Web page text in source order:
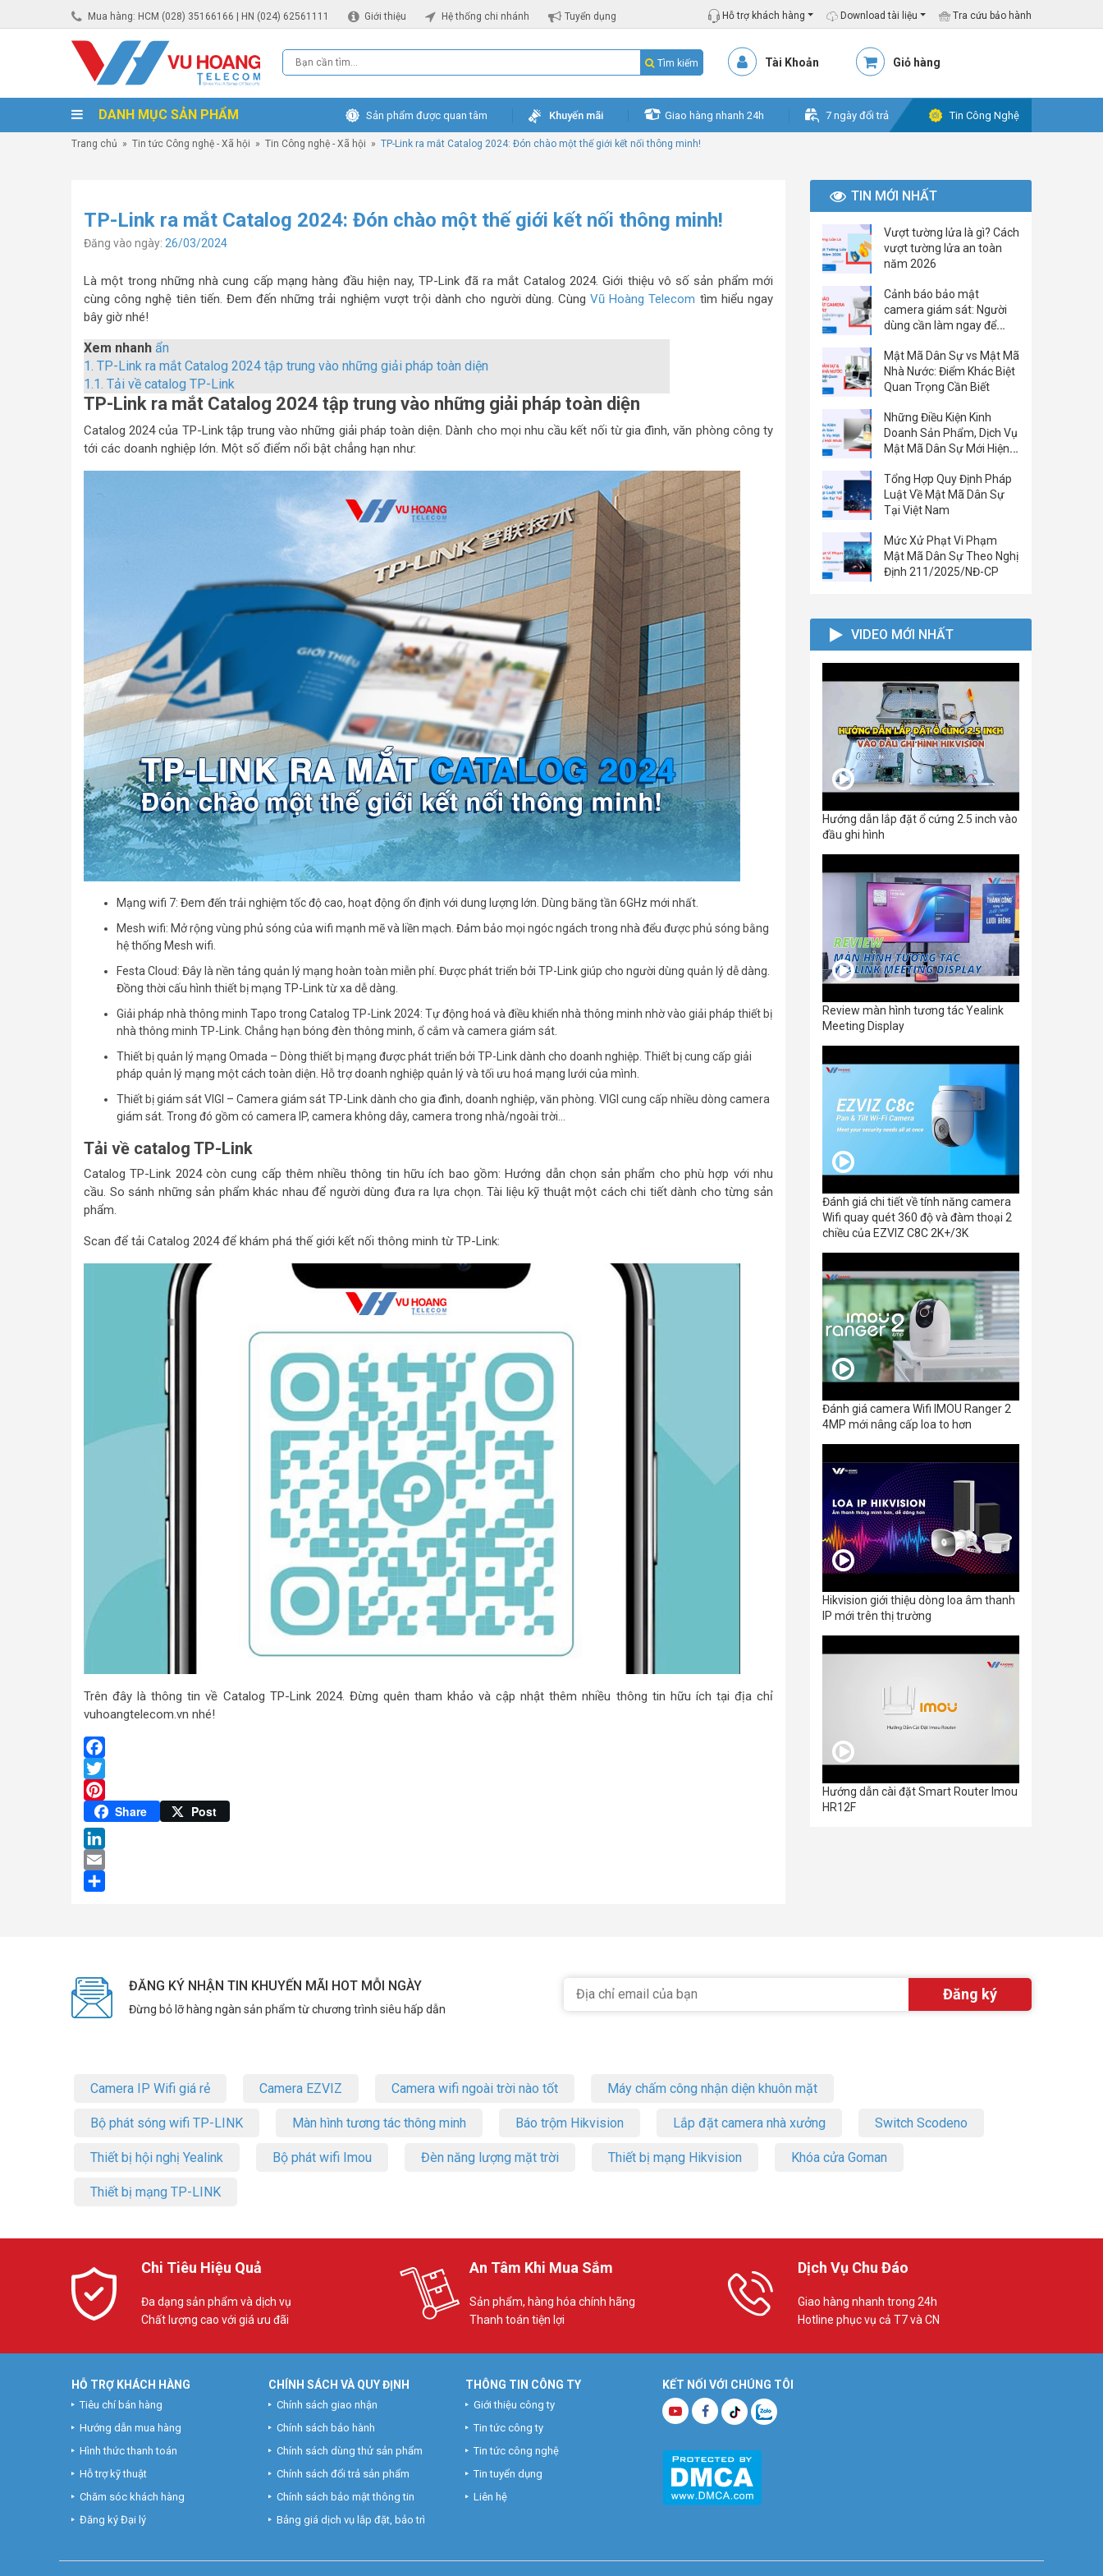
Mua hàng: HCM (028) 35166166 | HN (024) 62561111 Giới thiệu Hệ thống chi nhánh Tuyển dụng Hỗ trợ khách hàng Download tài liệu Tra cứu bảo hành
Tìm kiếm Tài Khoản Giỏ hàng
DANH MỤC SẢN PHẨM Sản phẩm được quan tâm Khuyến mãi Giao hàng nhanh 24h 7 ngày đổi trả Tin Công Nghệ
Trang chủ » Tin tức Công nghệ - Xã hội » Tin Công nghệ - Xã hội » TP-Link ra mắt Catalog 2024: Đón chào một thế giới kết nối thông minh!
TP-Link ra mắt Catalog 2024: Đón chào một thế giới kết nối thông minh!
Đăng vào ngày: 26/03/2024
Là một trong những nhà cung cấp mạng hàng đầu hiện nay, TP-Link đã ra mắt Catalog 2024. Giới thiệu vô số sản phẩm mới
cùng công nghệ tiên tiến. Đem đến những trải nghiệm vượt trội dành cho người dùng. CùngVũ Hoàng Telecom tìm hiểu ngay
bây giờ nhé!
Xem nhanh ẩn
1. TP-Link ra mắt Catalog 2024 tập trung vào những giải pháp toàn diện
1.1. Tải về catalog TP-Link
TP-Link ra mắt Catalog 2024 tập trung vào những giải pháp toàn diện
Catalog 2024 của TP-Link tập trung vào những giải pháp toàn diện. Dành cho mọi nhu cầu kết nối từ gia đình, văn phòng công ty
tới các doanh nghiệp lớn. Một số điểm nổi bật chẳng hạn như:
Mạng wifi 7: Đem đến trải nghiệm tốc độ cao, hoạt động ổn định với dung lượng lớn. Dùng băng tần 6GHz mới nhất.
Mesh wifi: Mở rộng vùng phủ sóng của wifi mạnh mẽ và liền mạch. Đảm bảo mọi ngóc ngách trong nhà đểu được phủ sóng bằng
hệ thống Mesh wifi.
Festa Cloud: Đây là nền tảng quản lý mạng hoàn toàn miễn phí. Được phát triển bởi TP-Link giúp cho người dùng quản lý dễ dàng.
Đồng thời cấu hình thiết bị mạng TP-Link từ xa dễ dàng.
Giải pháp nhà thông minh Tapo trong Catalog TP-Link 2024: Tự động hoá và điều khiển nhà thông minh nhờ vào giải pháp thiết bị
nhà thông minh TP-Link. Chẳng hạn bóng đèn thông minh, ổ cắm và camera giám sát.
Thiết bị quản lý mạng Omada – Dòng thiết bị mạng được phát triển bởi TP-Link dành cho doanh nghiệp. Thiết bị cung cấp giải
pháp quản lý mạng một cách toàn diện. Hỗ trợ doanh nghiệp quản lý và tối ưu hoá mạng lưới của mình.
Thiết bị giám sát VIGI – Camera giám sát TP-Link dành cho gia đình, doanh nghiệp, văn phòng. VIGI cung cấp nhiều dòng camera
giám sát. Trong đó gồm có camera IP, camera không dây, camera trong nhà/ngoài trời…
Tải về catalog TP-Link
Catalog TP-Link 2024 còn cung cấp thêm nhiều thông tin hữu ích bao gồm: Hướng dẫn chọn sản phẩm cho phù hợp với nhu
cầu. So sánh những sản phẩm khác nhau để người dùng đưa ra lựa chọn. Tài liệu kỹ thuật một cách chi tiết dành cho từng sản
phẩm.
Scan để tải Catalog 2024 để khám phá thế giới kết nối thông minh từ TP-Link:
Trên đây là thông tin về Catalog TP-Link 2024. Đừng quên tham khảo và cập nhật thêm nhiều thông tin hữu ích tại địa chỉ
vuhoangtelecom.vn nhé!
Facebook
Twitter
Pinterest
Share Post
LinkedIn
Email
TIN MỚI NHẤT
Vượt tường lửa là gì? Cách
vượt tường lửa an toàn
năm 2026
Cảnh báo bảo mật
camera giám sát: Người
dùng cần làm ngay để
Mật Mã Dân Sự vs Mật Mã
Nhà Nước: Điểm Khác Biệt
Quan Trọng Cần Biết
Những Điều Kiện Kinh
Doanh Sản Phẩm, Dịch Vụ
Mật Mã Dân Sự Mới Hiện
Tổng Hợp Quy Định Pháp
Luật Về Mật Mã Dân Sự
Tại Việt Nam
Mức Xử Phạt Vi Phạm
Mật Mã Dân Sự Theo Nghị
Định 211/2025/NĐ-CP
VIDEO MỚI NHẤT
Hướng dẫn lắp đặt ổ cứng 2.5 inch vào
đầu ghi hình
Review màn hình tương tác Yealink
Meeting Display
Đánh giá chi tiết về tính năng camera
Wifi quay quét 360 độ và đàm thoại 2
chiều của EZVIZ C8C 2K+/3K
Đánh giá camera Wifi IMOU Ranger 2
4MP mới nâng cấp loa to hơn
Hikvision giới thiệu dòng loa âm thanh
IP mới trên thị trường
Hướng dẫn cài đặt Smart Router Imou
HR12F
ĐĂNG KÝ NHẬN TIN KHUYẾN MÃI HOT MỖI NGÀY
Đừng bỏ lỡ hàng ngàn sản phẩm từ chương trình siêu hấp dẫn
Camera IP Wifi giá rẻ Camera EZVIZ Camera wifi ngoài trời nào tốt Máy chấm công nhận diện khuôn mặt
Bộ phát sóng wifi TP-LINK Màn hình tương tác thông minh Báo trộm Hikvision Lắp đặt camera nhà xưởng Switch Scodeno
Thiết bị hội nghị Yealink Bộ phát wifi Imou Đèn năng lượng mặt trời Thiết bị mạng Hikvision Khóa cửa Goman
Thiết bị mạng TP-LINK
Chi Tiêu Hiệu Quả
Đa dạng sản phẩm và dịch vụ
Chất lượng cao với giá ưu đãi
An Tâm Khi Mua Sắm
Sản phẩm, hàng hóa chính hãng
Thanh toán tiện lợi
Dịch Vụ Chu Đáo
Giao hàng nhanh trong 24h
Hotline phục vụ cả T7 và CN
KẾT NỐI VỚI CHÚNG TÔI
HỖ TRỢ KHÁCH HÀNG
Tiêu chí bán hàng
Hướng dẫn mua hàng
Hình thức thanh toán
Hỗ trợ kỹ thuật
Chăm sóc khách hàng
Đăng ký Đại lý
CHÍNH SÁCH VÀ QUY ĐỊNH
Chính sách giao nhận
Chính sách bảo hành
Chính sách dùng thử sản phẩm
Chính sách đổi trả sản phẩm
Chính sách bảo mật thông tin
Bảng giá dịch vụ lắp đặt, bảo trì
THÔNG TIN CÔNG TY
Giới thiệu công ty
Tin tức công ty
Tin tức công nghệ
Tin tuyển dụng
Liên hệ